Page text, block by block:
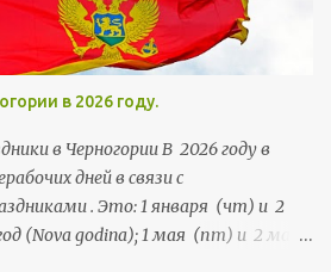
в 2026 году.
в Черногории В 2026 году в
дней в связи с
. Это: 1 января (чт) и 2
(Nova godina); 1 мая (пт) и 2 мая